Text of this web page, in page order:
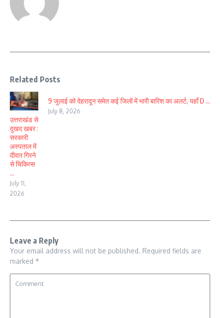
Related Posts
उत्तराखंड से
दुखद खबर :
सरकारी
अस्पताल में
दीवार गिरने
से चिकित्स
...
July 11,
2026
9 जुलाई को देहरादून समेत कई जिलों में भारी बारिश का अलर्ट, यहाँ D ...
July 8, 2026
Leave a Reply
Your email address will not be published. Required fields are
marked *